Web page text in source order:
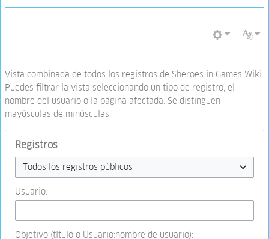
Vista combinada de todos los registros de Sheroes in Games Wiki.
Puedes filtrar la vista seleccionando un tipo de registro, el
nombre del usuario o la página afectada. Se distinguen
mayúsculas de minúsculas.
Registros
Todos los registros públicos
Usuario:
Objetivo (título o Usuario:nombre de usuario):